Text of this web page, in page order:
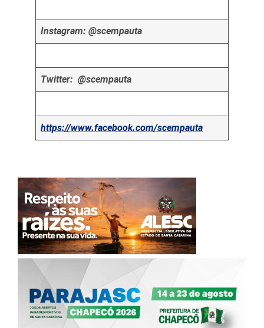
Instagram: @scempauta
Twitter: @scempauta
https://www.facebook.com/scempauta